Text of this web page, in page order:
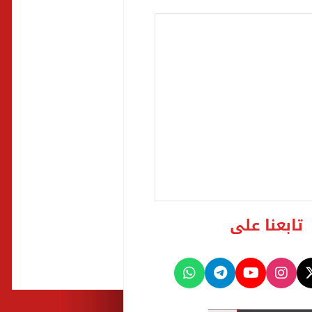
تابعنا على